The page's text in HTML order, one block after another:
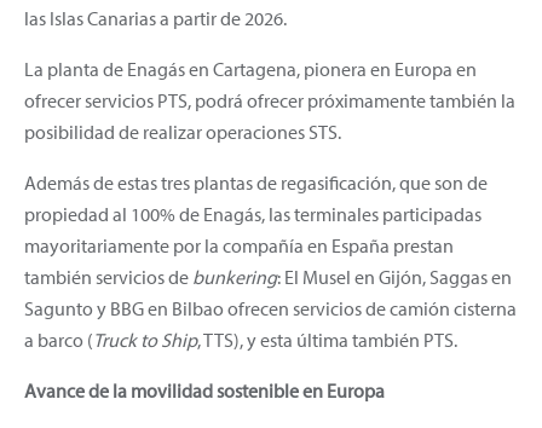
las Islas Canarias a partir de 2026.
La planta de Enagás en Cartagena, pionera en Europa en
ofrecer servicios PTS, podrá ofrecer próximamente también la
posibilidad de realizar operaciones STS.
Además de estas tres plantas de regasificación, que son de
propiedad al 100% de Enagás, las terminales participadas
mayoritariamente por la compañía en España prestan
también servicios de bunkering: El Musel en Gijón, Saggas en
Sagunto y BBG en Bilbao ofrecen servicios de camión cisterna
a barco (Truck to Ship, TTS), y esta última también PTS.
Avance de la movilidad sostenible en Europa